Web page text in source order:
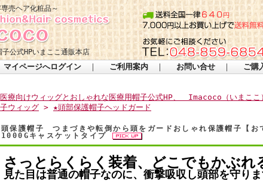
公式HPいまここ通販本店
売ヘア化粧品～
マイページへログイン ｜ ご利用案内 ｜ お問い合せ ｜ ご購
医療向けウィッグとおしゃれな医療用帽子公式HP、 Imacoco（いまここ
子ウィッグ > ★頭部保護帽子ヘッドガード
頭保護帽子 つまづきや転倒から頭をガードおしゃれ保護帽子【お
1000Gキャスケットタイプ
さっとらくらく装着、どこでもかぶれ
見た目は普通の帽子なのに、衝撃吸収し頭部を守り